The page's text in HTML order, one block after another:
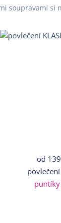
soupravami si
od
povlečení